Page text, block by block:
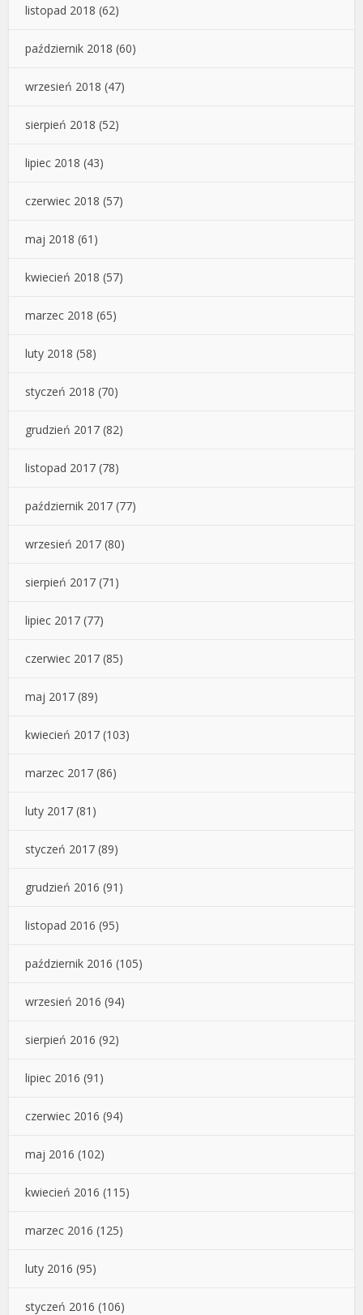
listopad 2018 (62)
październik 2018 (60)
wrzesień 2018 (47)
sierpień 2018 (52)
lipiec 2018 (43)
czerwiec 2018 (57)
maj 2018 (61)
kwiecień 2018 (57)
marzec 2018 (65)
luty 2018 (58)
styczeń 2018 (70)
grudzień 2017 (82)
listopad 2017 (78)
październik 2017 (77)
wrzesień 2017 (80)
sierpień 2017 (71)
lipiec 2017 (77)
czerwiec 2017 (85)
maj 2017 (89)
kwiecień 2017 (103)
marzec 2017 (86)
luty 2017 (81)
styczeń 2017 (89)
grudzień 2016 (91)
listopad 2016 (95)
październik 2016 (105)
wrzesień 2016 (94)
sierpień 2016 (92)
lipiec 2016 (91)
czerwiec 2016 (94)
maj 2016 (102)
kwiecień 2016 (115)
marzec 2016 (125)
luty 2016 (95)
styczeń 2016 (106)